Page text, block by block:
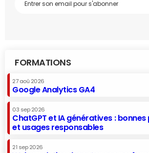
FORMATIONS
27 aoû 2026
Google Analytics GA4
03 sep 2026
ChatGPT et IA génératives :
et usages responsables
21 sep 2026